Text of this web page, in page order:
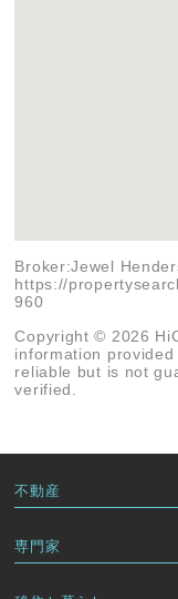
Broker:Jewel
https://
960
Copyright © 2026
information
reliable but is not
verified.
不動産
専門家